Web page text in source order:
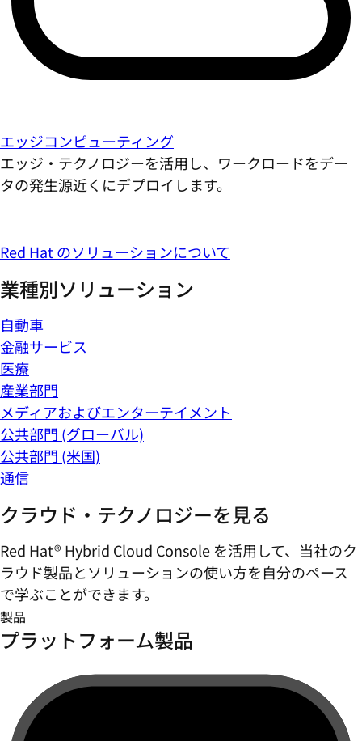
エッジコンピューティング
エッジ・テクノロジーを活用し、ワークロードをデー
タの発生源近くにデプロイします。
Red Hat のソリューションについて
業種別ソリューション
自動車
金融サービス
医療
産業部門
メディアおよびエンターテイメント
公共部門 (グローバル)
公共部門 (米国)
通信
クラウド・テクノロジーを見る
Red Hat® Hybrid Cloud Console を活用して、当社のク
ラウド製品とソリューションの使い方を自分のペース
で学ぶことができます。
製品
プラットフォーム製品